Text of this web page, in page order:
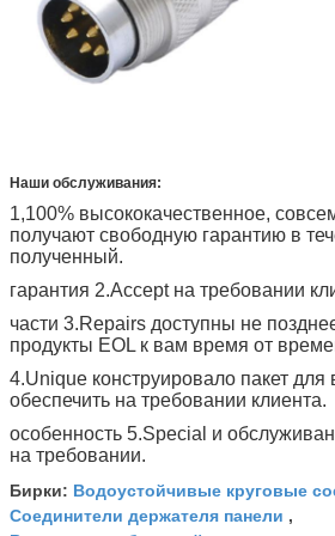
Наши обслуживания:
1,100% высококачественное,
получают свободную гарантию в
полученный.
гарантия 2.Accept на требовании
части 3.Repairs доступны не
продукты EOL к вам время от
4.Unique конструировало пакет
обеспечить на требовании клиента.
особенность 5.Special и
на требовании.
Бирки: Водоустойчивые круговые
Соединители держателя панели ,